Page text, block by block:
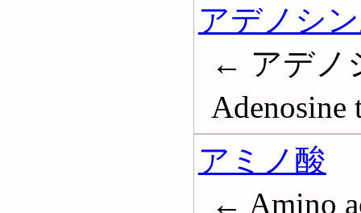
アデノシ
← アデノ
Adenosine
アミノ酸
← Amino